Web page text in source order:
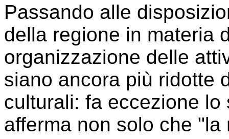
Passando alle
della regione in materia
organizzazione delle
siano ancora più ridotte
culturali: fa eccezione
afferma non solo che